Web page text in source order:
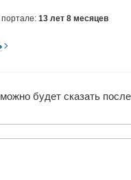
13 лет 8 месяцев
будет сказать